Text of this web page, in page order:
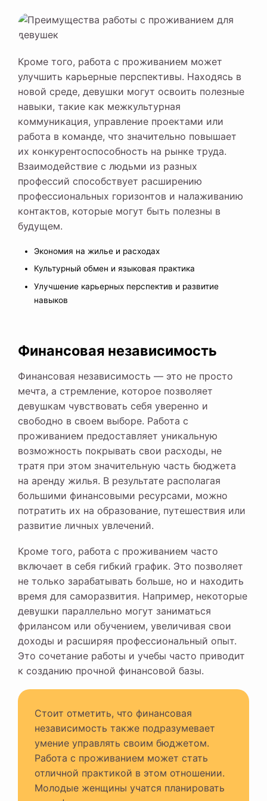
Кроме того, работа с проживанием может
улучшить карьерные перспективы. Находясь в
новой среде, девушки могут освоить полезные
навыки, такие как межкультурная
коммуникация, управление проектами или
работа в команде, что значительно повышает
их конкурентоспособность на рынке труда.
Взаимодействие с людьми из разных
профессий способствует расширению
профессиональных горизонтов и налаживанию
контактов, которые могут быть полезны в
будущем.
Экономия на жилье и расходах
Культурный обмен и языковая практика
Улучшение карьерных перспектив и развитие
навыков
Финансовая независимость
Финансовая независимость — это не просто
мечта, а стремление, которое позволяет
девушкам чувствовать себя уверенно и
свободно в своем выборе. Работа с
проживанием предоставляет уникальную
возможность покрывать свои расходы, не
тратя при этом значительную часть бюджета
на аренду жилья. В результате располагая
большими финансовыми ресурсами, можно
потратить их на образование, путешествия или
развитие личных увлечений.
Кроме того, работа с проживанием часто
включает в себя гибкий график. Это позволяет
не только зарабатывать больше, но и находить
время для саморазвития. Например, некоторые
девушки параллельно могут заниматься
фрилансом или обучением, увеличивая свои
доходы и расширяя профессиональный опыт.
Это сочетание работы и учебы часто приводит
к созданию прочной финансовой базы.
Стоит отметить, что финансовая
независимость также подразумевает
умение управлять своим бюджетом.
Работа с проживанием может стать
отличной практикой в этом отношении.
Молодые женщины учатся планировать